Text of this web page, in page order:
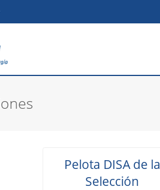
Pelota DISA de la
Selección